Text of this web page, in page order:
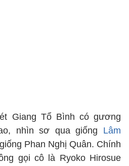
Giang Tổ Bình có gương
nhìn sơ qua giống Lâm
Phan Nghị Quân. Chính
gọi cô là Ryoko Hirosue